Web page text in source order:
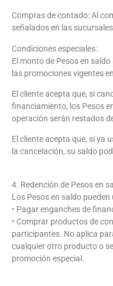
Compras de contado: Al
señalados en las
Condiciones especiales:
El monto de Pesos en
las promociones vigentes
El cliente acepta que, si
financiamiento, los Pesos
operación serán restados
El cliente acepta que, si ya
la cancelación, su saldo
4. Redención de Pesos en
Los Pesos en saldo
• Pagar enganches de
• Comprar productos de
participantes. No aplica
cualquier otro producto o
promoción especial.